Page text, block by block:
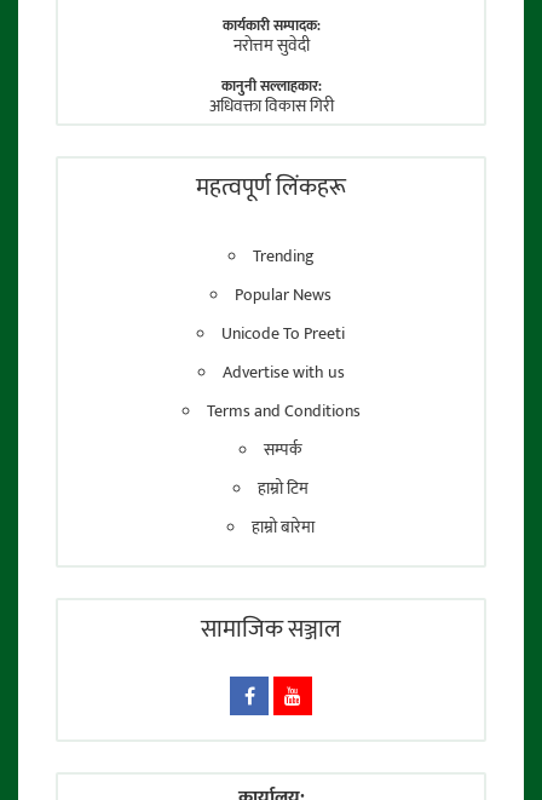
कार्यकारी सम्पादक:
नराेत्तम सुवेदी
कानुनी सल्लाहकार:
अधिवक्ता विकास गिरी
तेजेन्द्र श्रेष्ठ
महत्वपूर्ण लिंकहरू
Trending
Popular News
Unicode To Preeti
Advertise with us
Terms and Conditions
सम्पर्क
हाम्रो टिम
हाम्रो बारेमा
सामाजिक सञ्जाल